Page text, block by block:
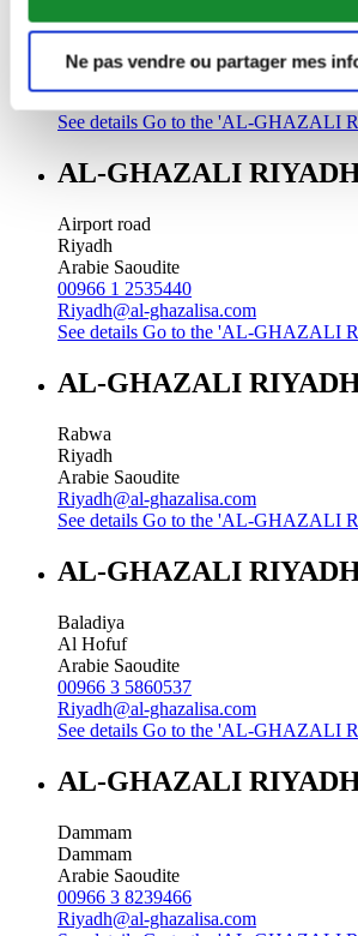
Ne pas vendre ou partager mes
Riyadh
Arabie Saoudite
See details Go to the 'AL-GHAZALI
AL-GHAZALI
Airport road
Riyadh
Arabie Saoudite
00966 1 2535440
Riyadh@al-ghazalisa.com
See details Go to the 'AL-GHAZALI
AL-GHAZALI
Rabwa
Riyadh
Arabie Saoudite
Riyadh@al-ghazalisa.com
See details Go to the 'AL-GHAZALI
AL-GHAZALI
Baladiya
Al Hofuf
Arabie Saoudite
00966 3 5860537
Riyadh@al-ghazalisa.com
See details Go to the 'AL-GHAZALI
AL-GHAZALI
Dammam
Dammam
Arabie Saoudite
00966 3 8239466
Riyadh@al-ghazalisa.com